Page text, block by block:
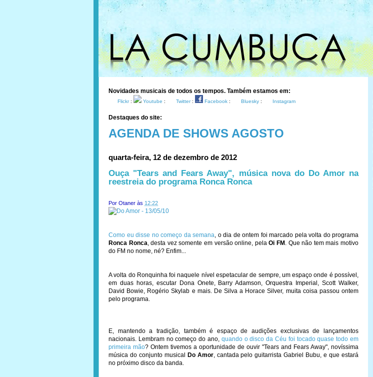
Novidades musicais de todos os tempos. Também estamos em:
Flickr: Youtube : Twitter: Facebook : Bluesky : Instagram
Destaques do site:
AGENDA DE SHOWS AGOSTO
quarta-feira, 12 de dezembro de 2012
Ouça "Tears and Fears Away", música nova do Do Amor na
reestreia do programa Ronca Ronca
Por Otaner às 12:22
Como eu disse no começo da semana, o dia de ontem foi marcado pela volta do programa
Ronca Ronca, desta vez somente em versão online, pelaOi FM . Que não tem mais motivo
do FM no nome, né? Enfim...
A volta do Ronquinha foi naquele nível espetacular de sempre, um espaço onde é possível,
em duas horas, escutar Dona Onete, Barry Adamson, Orquestra Imperial, Scott Walker,
David Bowie, Rogério Skylab e mais. De Silva a Horace Silver, muita coisa passou ontem
pelo programa.
E, mantendo a tradição, também é espaço de audições exclusivas de lançamentos
nacionais. Lembram no começo do ano, quando o disco da Céu foi tocado quase todo em
primeira mão? Ontem tivemos a oportunidade de ouvir "Tears and Fears Away", novíssima
música do conjunto musical
Do Amor, cantada pelo guitarrista Gabriel Bubu, e que estará
no próximo disco da banda.